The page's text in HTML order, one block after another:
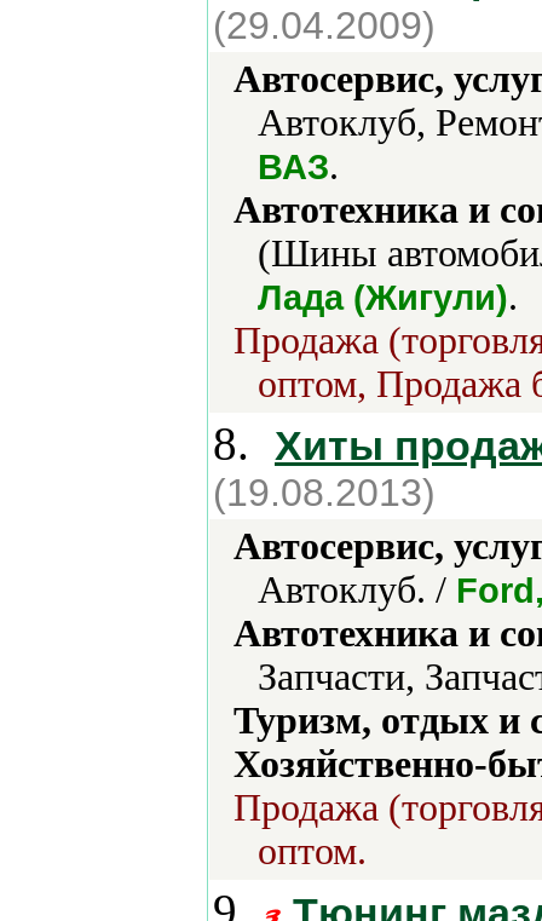
(29.04.2009)
Автосервис,
Автоклуб,
ВАЗ.
Автотехника и
(Шины
Лада (Жигули).
Продажа
оптом, Продажа
8. Хиты
(19.08.2013)
Автосервис,
Автоклуб. /
Автотехника и
Запчасти,
Туризм, отдых и
Хозяйственно-
Продажа
оптом.